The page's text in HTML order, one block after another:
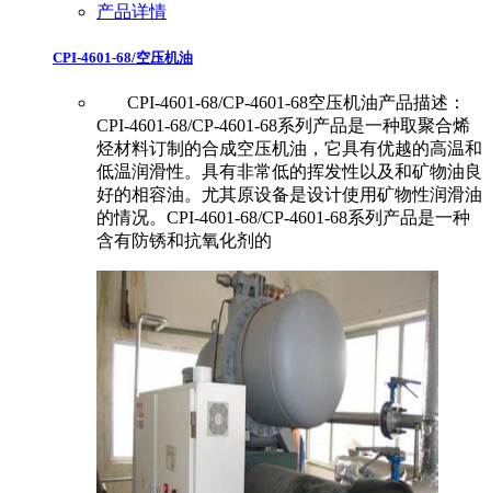
产品详情
CPI-4601-68/空压机油
CPI-4601-68/CP-4601-68空压机油产品描述：
CPI-4601-68/CP-4601-68系列产品是一种取聚合烯
烃材料订制的合成空压机油，它具有优越的高温和
低温润滑性。具有非常低的挥发性以及和矿物油良
好的相容油。尤其原设备是设计使用矿物性润滑油
的情况。CPI-4601-68/CP-4601-68系列产品是一种
含有防锈和抗氧化剂的